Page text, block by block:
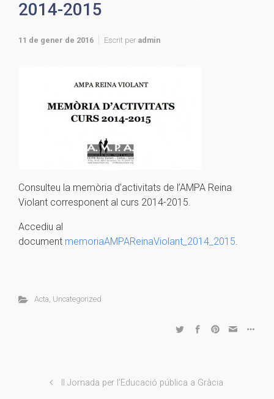
2014-2015
11 de gener de 2016 Escrit per admin
Consulteu la memòria d’activitats de l’AMPA Reina
Violant corresponent al curs 2014-2015.
Accediu al
document memoriaAMPAReinaViolant_2014_2015.
Acta, Uncategorized
II Jornada per l’Educació pública a Gràcia